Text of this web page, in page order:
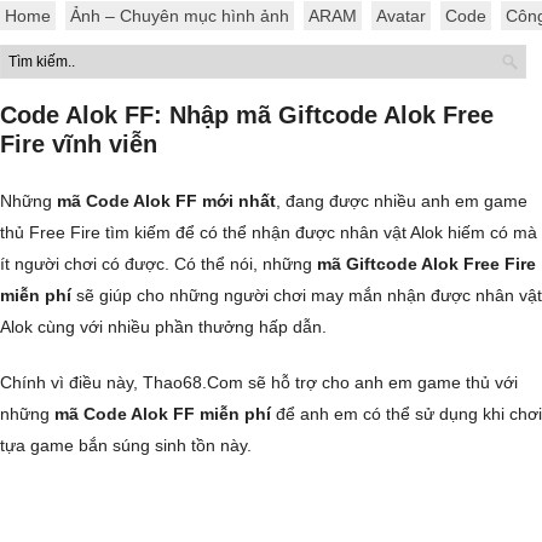
Home Ảnh – Chuyên mục hình ảnh ARAM Avatar Code
Code Alok FF: Nhập mã Giftcode Alok Free
Fire vĩnh viễn
Những mã Code Alok FF mới nhất , đang được nhiều anh em game
thủ Free Fire tìm kiếm để có thể nhận được nhân vật Alok hiếm có mà
ít người chơi có được. Có thể nói, những mã Giftcode Alok Free Fire
miễn phísẽ giúp cho những người chơi may mắn nhận được nhân vật
Alok cùng với nhiều phần thưởng hấp dẫn.
Chính vì điều này, Thao68.Com sẽ hỗ trợ cho anh em game thủ với
những mã Code Alok FF miễn phíđể anh em có thể sử dụng khi chơi
tựa game bắn súng sinh tồn này.